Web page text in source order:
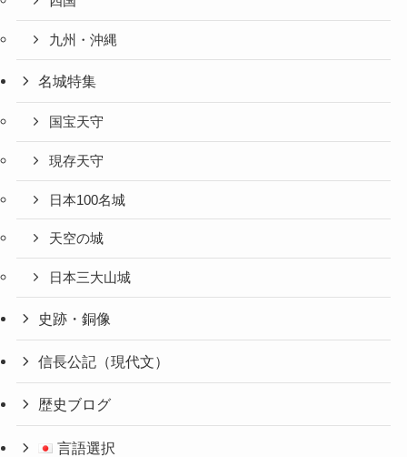
九州・沖縄
名城特集
国宝天守
現存天守
日本100名城
天空の城
日本三大山城
史跡・銅像
信長公記（現代文）
歴史ブログ
言語選択